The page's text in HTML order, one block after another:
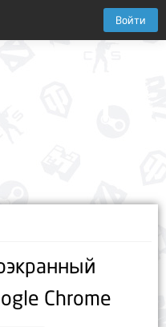
Войти
Chrome